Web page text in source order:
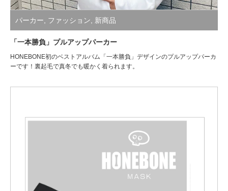
パーカー ファッション 新商品
「一本勝負」プルアップパーカー
HONEBONE初のベストアルバム「一本勝負」デザインのプルアップパーカ
ーです！裏起毛で真冬でも暖かく着られます。